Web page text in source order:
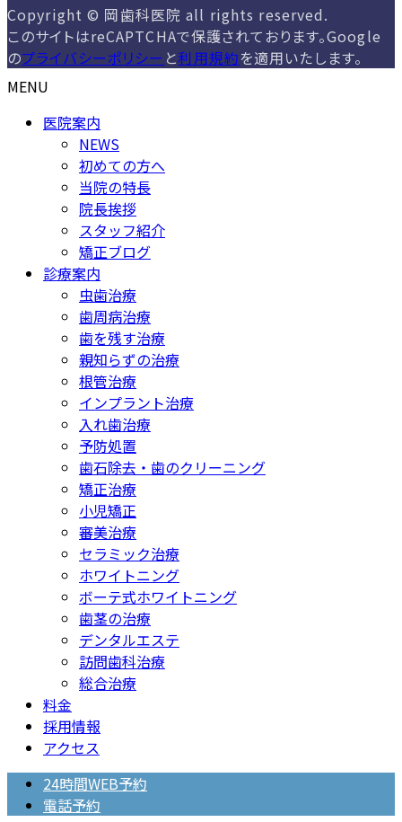
Copyright © 岡歯科医院 all rights reserved.
このサイトはreCAPTCHAで保護されております。Google
のプライバシーポリシー と利用規約を適用いたします。
MENU
医院案内
NEWS
初めての方へ
当院の特長
院長挨拶
スタッフ紹介
矯正ブログ
診療案内
虫歯治療
歯周病治療
歯を残す治療
親知らずの治療
根管治療
インプラント治療
入れ歯治療
予防処置
歯石除去・歯のクリーニング
矯正治療
小児矯正
審美治療
セラミック治療
ホワイトニング
ボーテ式ホワイトニング
歯茎の治療
デンタルエステ
訪問歯科治療
総合治療
料金
採用情報
アクセス
24時間WEB予約
電話予約